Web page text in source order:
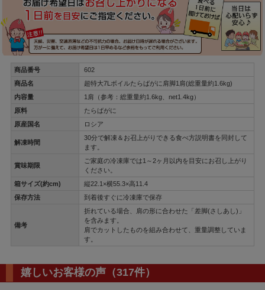
商品番号
602
商品名
超特大7Lボイルたらばがに肩脚1肩(総重量約1.6kg)
内容量
1肩（参考：総重量約1.6kg、net1.4kg）
原料
たらばがに
原産国名
ロシア
解凍時間
30分で解凍＆お召上がりできる食べ方説明書を同封して
ます。
賞味期限
ご家庭の冷凍庫では1～2ヶ月以内を目安にお召し上がり
ください。
箱サイズ(約cm)
縦22.1×横55.3×高11.4
保存方法
到着後すぐに冷凍庫で保存
備考
折れている場合、肩の形に合わせた「差脚(さしあし)」
を含みます。
肩でカットしたものを組み合わせて、重量調整していま
す。
嬉しいお客様の声（317件）